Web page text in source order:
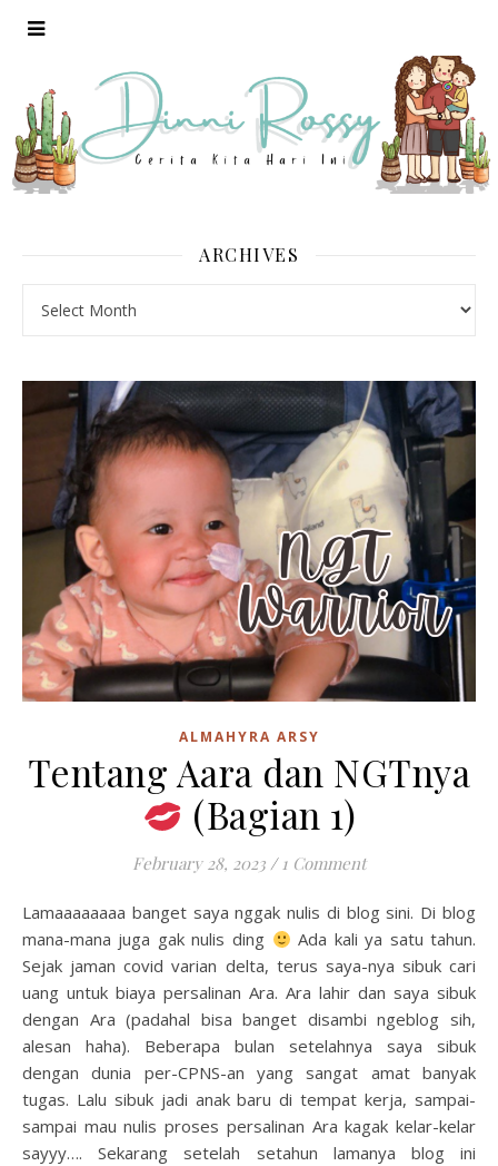
ARCHIVES
ALMAHYRA ARSY
Tentang Aara dan NGTnya
(Bagian 1)
February 28, 2023 / 1 Comment
Lamaaaaaaaa banget saya nggak nulis di blog sini. Di blog
mana-mana juga gak nulis ding
Ada kali ya satu tahun.
Sejak jaman covid varian delta, terus saya-nya sibuk cari
uang untuk biaya persalinan Ara. Ara lahir dan saya sibuk
dengan Ara (padahal bisa banget disambi ngeblog sih,
alesan haha). Beberapa bulan setelahnya saya sibuk
dengan dunia per-CPNS-an yang sangat amat banyak
tugas. Lalu sibuk jadi anak baru di tempat kerja, sampai-
sampai mau nulis proses persalinan Ara kagak kelar-kelar
sayyy…. Sekarang setelah setahun lamanya blog ini